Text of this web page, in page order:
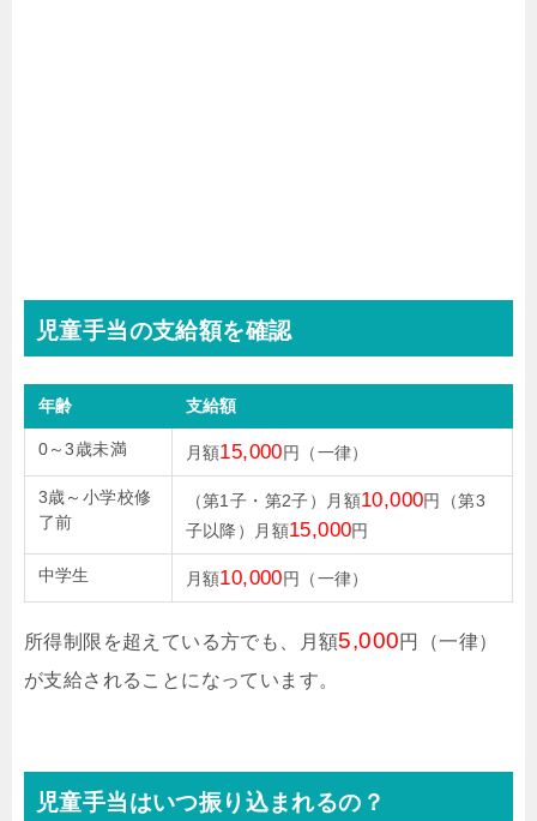
児童手当の支給額を確認
年齢 支給額
0～3歳未満 月額15,000円（一律）
3歳～小学校修
了前
（第1子・第2子）月額10,000円（第3
子以降）月額15,000円
中学生 月額10,000円（一律）
所得制限を超えている方でも、月額5,000 円（一律）
が支給されることになっています。
児童手当はいつ振り込まれるの？